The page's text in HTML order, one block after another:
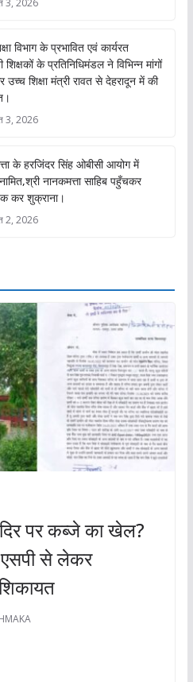
3, 2026
विभाग के प्रभावित एवं कार्यरत
शिक्षकों के प्रतिनिधिमंडल ने विभिन्न मांगों
शिक्षा मंत्री रावत से देहरादून में की
3, 2026
के हरजिंदर सिंह ओबीसी आयोग में
नानकमत्ता साहिब पहुँचकर
कर शुक्राना।
2, 2026
पर कब्जे का खेल?
से लेकर